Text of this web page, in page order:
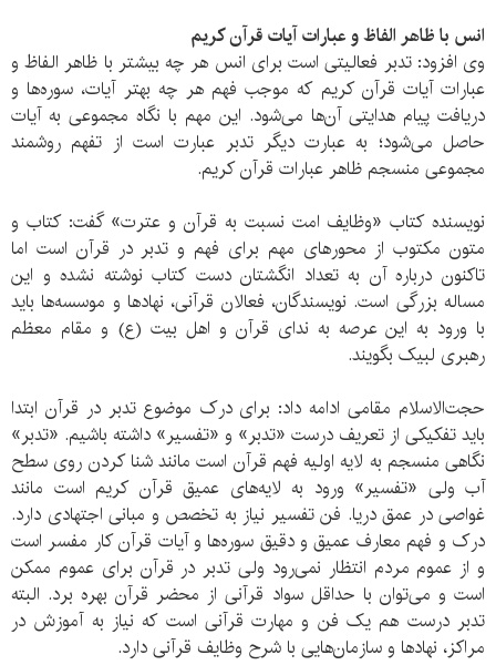
انس با ظاهر الفاظ و عبارات آيات قرآن کريم
وی افزود: تدبر فعاليتی است برای انس هر چه بيشتر با ظاهر الفاظ و
عبارات آيات قرآن کريم که موجب فهم هر چه بهتر آيات، سوره‌ها و
دريافت پيام هدايتی آن‌ها می‌شود. اين مهم با نگاه مجموعی به آيات
حاصل می‌شود؛ به عبارت ديگر تدبر عبارت است از تفهم روشمند
مجموعی منسجم ظاهر عبارات قرآن کريم.
نویسنده کتاب «وظايف امت نسبت به قرآن و عترت» گفت: کتاب و
متون مکتوب از محورهای مهم برای فهم و تدبر در قرآن است اما
تاکنون درباره آن به تعداد انگشتان دست کتاب نوشته نشده و این
مساله بزرگی است. نویسندگان، فعالان قرآنی، نهادها و موسسه‌ها باید
با ورود به این عرصه به ندای قرآن و اهل بیت (ع) و مقام معظم
رهبری لبیک بگویند.
حجت‌الاسلام مقامی ادامه داد: برای درک موضوع تدبر در قرآن ابتدا
باید تفکیکی از تعریف درست «تدبر» و «تفسیر» داشته باشیم. «تدبر»
نگاهی منسجم به لایه اولیه فهم قرآن است مانند شنا کردن روی سطح
آب ولی «تفسیر» ورود به لایه‌های عمیق قرآن کریم است مانند
غواصی در عمق دریا. فن تفسیر نیاز به تخصص و مبانی اجتهادی دارد.
درک و فهم معارف عمیق و دقیق سوره‌ها و آیات قرآن کار مفسر است
و از عموم مردم انتظار نمی‌رود ولی تدبر در قرآن برای عموم ممکن
است و می‌توان با حداقل سواد قرآنی از محضر قرآن بهره برد. البته
تدبر درست هم یک فن و مهارت قرآنی است که نیاز به آموزش در
مراکز، نهادها و سازمان‌هایی با شرح وظایف قرآنی دارد.